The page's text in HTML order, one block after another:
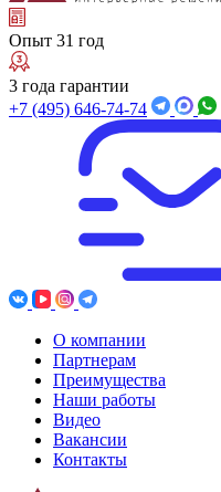
Опыт 31 год
3 года гарантии
+7 (495) 646-74-74
О компании
Партнерам
Преимущества
Наши работы
Видео
Вакансии
Контакты